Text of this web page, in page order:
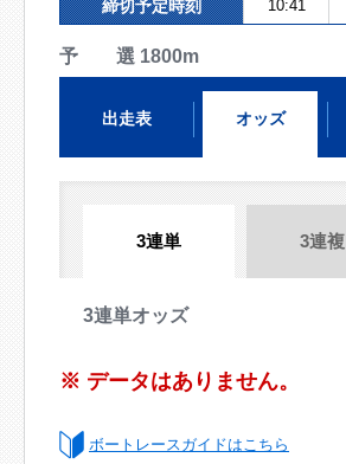
締切予定時刻 10:41
予 選 1800m
出走表 オッズ
3連単 3連複
3連単オッズ
※ データはありません。
ボートレースガイドはこちら